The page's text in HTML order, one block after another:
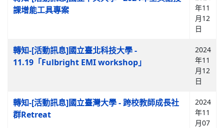
課增能工具專案
年11
月12
日
轉知-[活動訊息]國立臺北科技大學 -
11.19「Fulbright EMI workshop」
2024
年11
月12
日
轉知-[活動訊息]國立臺灣大學 - 跨校教師成長社
群Retreat
2024
年11
月07